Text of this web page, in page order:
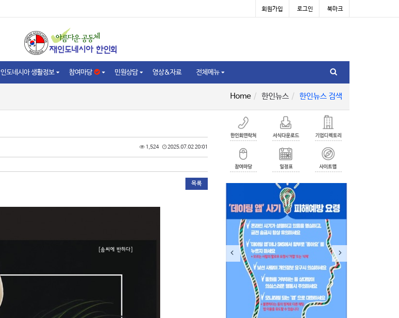
회원가입 로그인 북마크
인도네시아 생활정보 참여마당 민원상담 영상&자료 전체메뉴
Home 한인뉴스 한인뉴스 검색
1,524 2025.07.02 20:01
목록